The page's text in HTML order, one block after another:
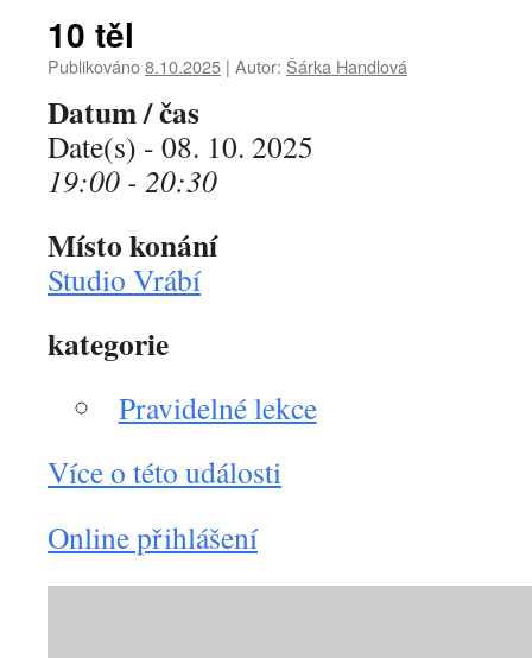
10 těl
Publikováno8.10.2025 | Autor: Šárka Handlová
Datum / čas
Date(s) - 08. 10. 2025
19:00 - 20:30
Místo konání
Studio Vrábí
kategorie
Pravidelné lekce
Více o této události
Online přihlášení